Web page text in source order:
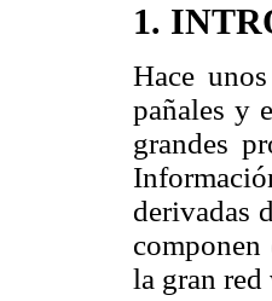
1.
Hace
pañales y
grandes
derivadas
la gran red